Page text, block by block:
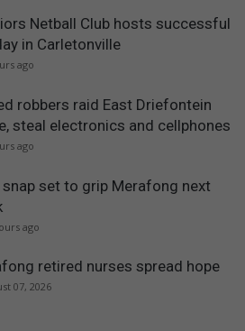
Netball Club hosts successful
in Carletonville
ago
robbers raid East Driefontein
steal electronics and cellphones
ago
snap set to grip Merafong next
ago
retired nurses spread hope
07, 2026